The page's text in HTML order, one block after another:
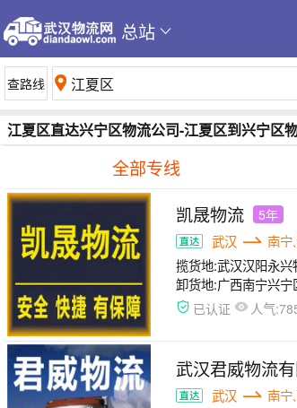
总站
江夏区直达兴宁区物流公司-江夏区到兴宁区
全部专线
凯晟物流
5年
武汉
南宁
揽货地:武汉汉阳永兴
卸货地:广西南宁兴宁
已认证 人气:
武汉君威物流
武汉
南宁